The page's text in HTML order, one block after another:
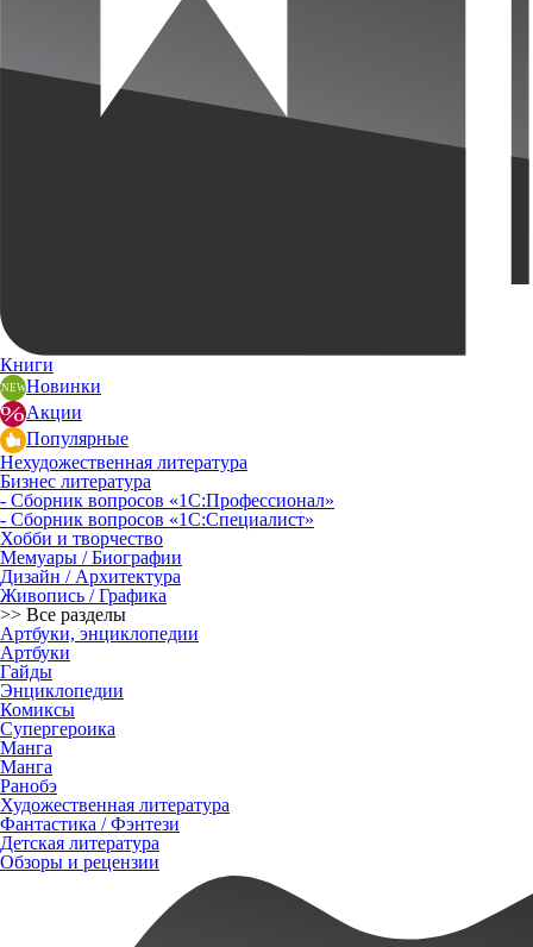
Книги
Новинки
Акции
Популярные
Нехудожественная литература
Бизнес литература
- Сборник вопросов «1С:Профессионал»
- Сборник вопросов «1С:Специалист»
Хобби и творчество
Мемуары / Биографии
Дизайн / Архитектура
Живопись / Графика
>> Все разделы
Артбуки, энциклопедии
Артбуки
Гайды
Энциклопедии
Комиксы
Супергероика
Манга
Манга
Ранобэ
Художественная литература
Фантастика / Фэнтези
Детская литература
Обзоры и рецензии